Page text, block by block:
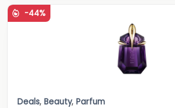
-44%
Deals, Beauty, Parfum